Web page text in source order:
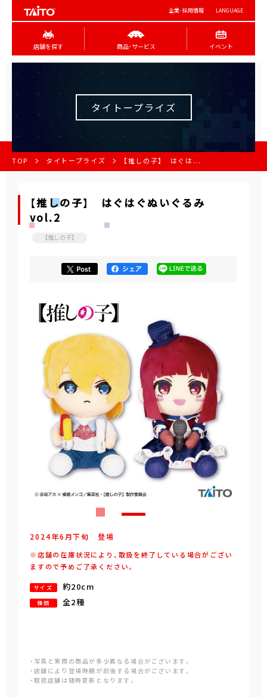
企業･採用情報 LANGUAGE
店舗を探す 商品･サービス イベント
タイトープライズ
TOP タイトープライズ 【推しの子】 はぐは...
【推しの子】 はぐはぐぬいぐるみ
vol.2
【推しの子】
2024年6 月下旬 登場
※店舗の在庫状況により、取扱を終了している場合がござい
ますので予めご了承ください。
サイズ 約20cm
種類 全2種
・写真と実際の商品が多少異なる場合がございます。
・店舗により登場時期が前後する場合がございます。
・取扱店舗は随時更新となります。